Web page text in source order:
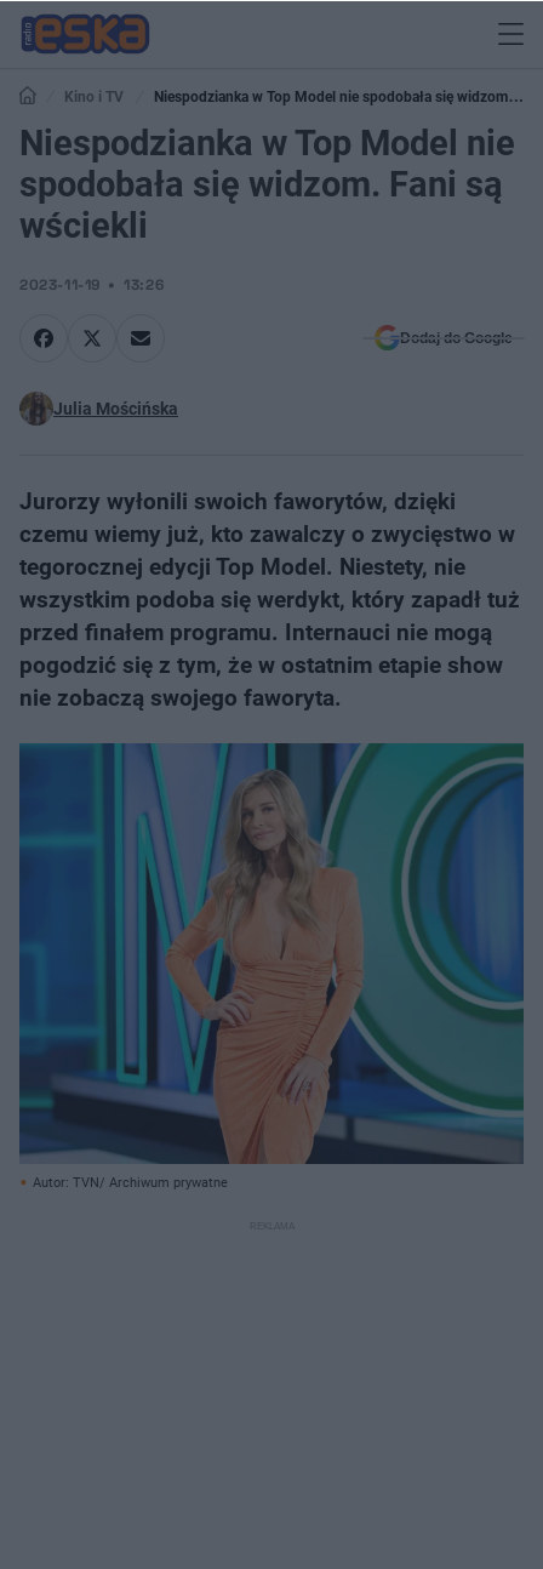
Kino i TV
Niespodzianka w Top Model nie spodobała się widzom.
Fani są wściekli
Niespodzianka w Top Model nie
spodobała się widzom. Fani są
wściekli
2023-11-19 13:26
Dodaj do Google
Julia Mościńska
Jurorzy wyłonili swoich faworytów, dzięki
czemu wiemy już, kto zawalczy o zwycięstwo w
tegorocznej edycji Top Model. Niestety, nie
wszystkim podoba się werdykt, który zapadł tuż
przed finałem programu. Internauci nie mogą
pogodzić się z tym, że w ostatnim etapie show
nie zobaczą swojego faworyta.
Autor: TVN/ Archiwum prywatne